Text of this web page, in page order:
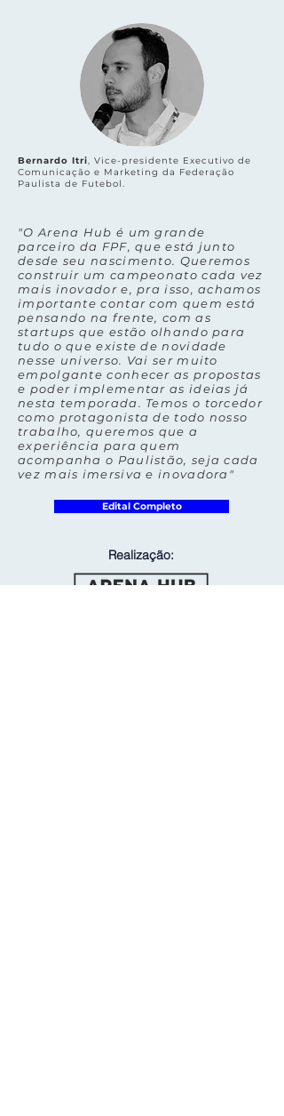
Bernardo Itri, Vice-presidente Executivo de
Comunicação e Marketing da Federação
Paulista de Futebol.
"O Arena Hub é um grande
parceiro da FPF, que está junto
desde seu nascimento. Queremos
construir um campeonato cada vez
mais inovador e, pra isso, achamos
importante contar com quem está
pensando na frente, com as
startups que estão olhando para
tudo o que existe de novidade
nesse universo. Vai ser muito
empolgante conhecer as propostas
e poder implementar as ideias já
nesta temporada. Temos o torcedor
como protagonista de todo nosso
trabalho, queremos que a
experiência para quem
acompanha o Paulistão, seja cada
vez mais imersiva e inovadora"
Edital Completo
Realização: